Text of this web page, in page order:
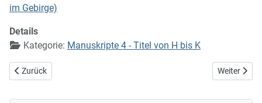
im Gebirge)
Details
Kategorie: Manuskripte 4 - Titel von H bis K
Vorheriger Beitrag: Herr, meine Lippen sollen dich loben
Zurück Nächster
Weiter